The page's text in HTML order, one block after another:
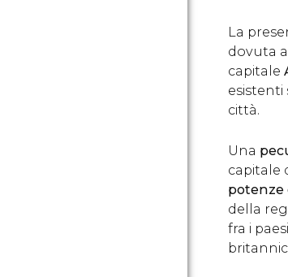
La
dovuta
capitale
esistenti
città.
Una
capitale
potenze
della
fra i